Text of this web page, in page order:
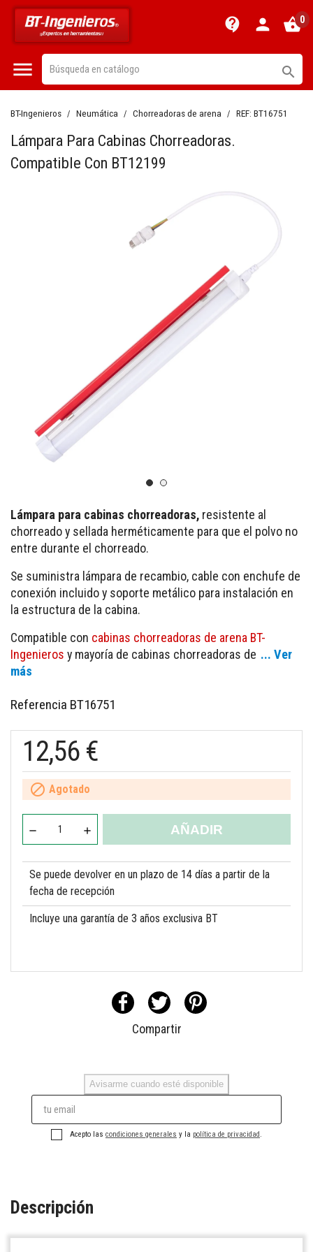
contact_support person shopping_basket0
 
BT-Ingenieros Neumática Chorreadoras de arena REF: BT16751
Lámpara Para Cabinas Chorreadoras.
Compatible Con BT12199
Lámpara para cabinas chorreadoras, resistente al
chorreado y sellada herméticamente para que el polvo no
entre durante el chorreado.
Se suministra lámpara de recambio, cable con enchufe de
conexión incluido y soporte metálico para instalación en
la estructura de la cabina.
Compatible con cabinas chorreadoras de arena BT-
Ingenieros y mayoría de cabinas chorreadoras de ... Ver
más
Referencia BT16751
12,56 €
 Agotado
AÑADIR
Se puede devolver en un plazo de 14 días a partir de la
fecha de recepción
Incluye una garantía de 3 años exclusiva BT
Compartir
Avisarme cuando esté disponible
Acepto las condiciones generales y la política de privacidad .
Descripción